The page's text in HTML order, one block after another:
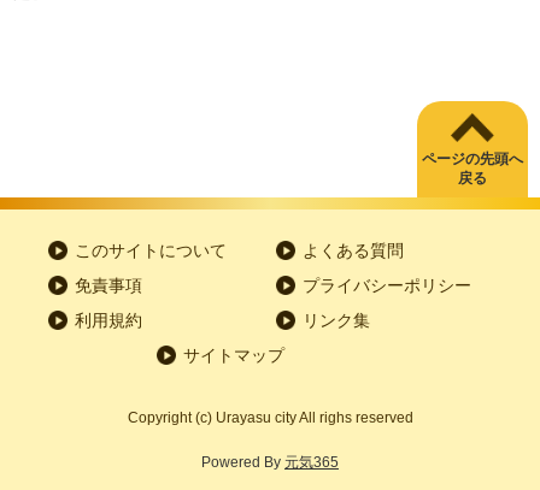
ページの先頭へ
戻る
このサイトについて
よくある質問
免責事項
プライバシーポリシー
利用規約
リンク集
サイトマップ
Copyright(c) Urayasu city All righs reserved
Powered By 元気365